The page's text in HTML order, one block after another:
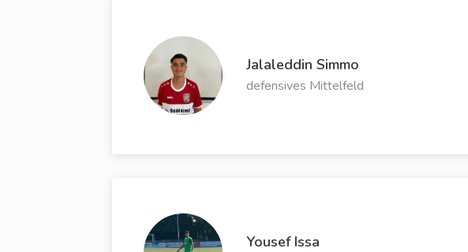
Jalaleddin Simmo
defensives Mittelfeld
Yousef Issa